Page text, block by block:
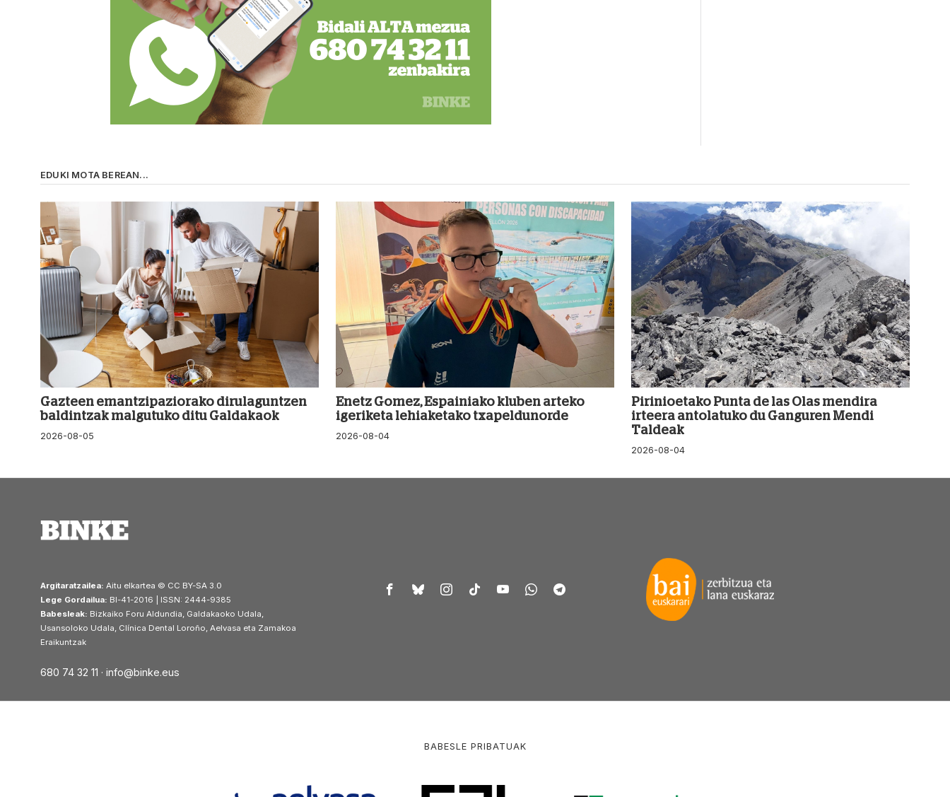
EDUKI MOTA BEREAN...
Gazteen emantzipaziorako dirulaguntzen
baldintzak malgutuko ditu Galdakaok
2026-08-05
Enetz Gomez, Espainiako kluben arteko
igeriketa lehiaketako txapeldunorde
2026-08-04
Pirinioetako Punta de las Olas mendira
irteera antolatuko du Ganguren Mendi
Taldeak
2026-08-04
Argitaratzailea: Aitu elkartea © CC BY-SA 3.0
Lege Gordailua: BI-41-2016 | ISSN: 2444-9385
Babesleak: Bizkaiko Foru Aldundia, Galdakaoko Udala,
Usansoloko Udala, Clínica Dental Loroño, Aelvasa eta Zamakoa
Eraikuntzak
680 74 32 11 · info@binke.eus
BABESLE PRIBATUAK